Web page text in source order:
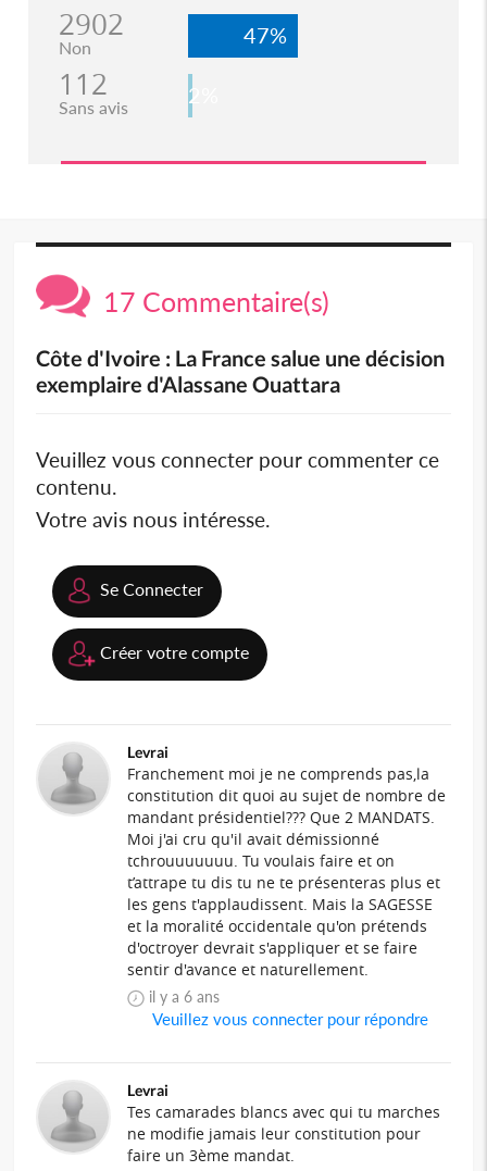
2902
Non 47%
112
Sans avis 2%
17 Commentaire(s)
Côte d'Ivoire : La France salue une décision
exemplaire d'Alassane Ouattara
Veuillez vous connecter pour commenter ce
contenu.
Votre avis nous intéresse.
Se Connecter
Créer votre compte
Levrai
Franchement moi je ne comprends pas,la
constitution dit quoi au sujet de nombre de
mandant présidentiel??? Que 2 MANDATS.
Moi j'ai cru qu'il avait démissionné
tchrouuuuuuu. Tu voulais faire et on
t’attrape tu dis tu ne te présenteras plus et
les gens t'applaudissent. Mais la SAGESSE
et la moralité occidentale qu'on prétends
d'octroyer devrait s'appliquer et se faire
sentir d'avance et naturellement.
il y a 6 ans
Veuillez vous connecter pour répondre
Levrai
Tes camarades blancs avec qui tu marches
ne modifie jamais leur constitution pour
faire un 3ème mandat.